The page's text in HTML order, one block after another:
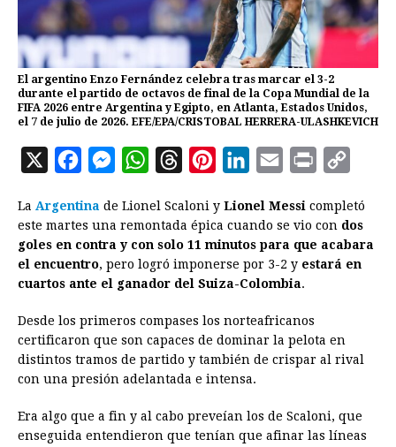
El argentino Enzo Fernández celebra tras marcar el 3-2
durante el partido de octavos de final de la Copa Mundial de la
FIFA 2026 entre Argentina y Egipto, en Atlanta, Estados Unidos,
el 7 de julio de 2026. EFE/EPA/CRISTOBAL HERRERA-ULASHKEVICH
X
c
e
b
o
o
k
M
s
s
e
n
g
e
W
a
t
s
A
p
p
r
e
a
d
s
n
t
e
r
e
s
t
n
k
e
d
I
n
a
i
l
i
n
t
p
y
L
La Argentina de Lionel Scaloni y Lionel Messi completó
este martes una remontada épica cuando se vio con dos
goles en contra y con solo 11 minutos para que acabara
el encuentro, pero logró imponerse por 3-2 y estará en
cuartos ante el ganador del Suiza-Colombia.
Desde los primeros compases los norteafricanos
certificaron que son capaces de dominar la pelota en
distintos tramos de partido y también de crispar al rival
con una presión adelantada e intensa.
Era algo que a fin y al cabo preveían los de Scaloni, que
enseguida entendieron que tenían que afinar las líneas